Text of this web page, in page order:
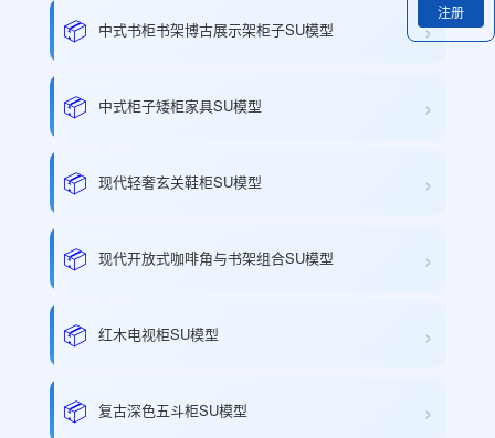
📦 中式书柜书架博古展示架柜子SU模型 ›
📦 中式柜子矮柜家具SU模型 ›
📦 现代轻奢玄关鞋柜SU模型 ›
📦 现代开放式咖啡角与书架组合SU模型 ›
📦 红木电视柜SU模型 ›
📦 复古深色五斗柜SU模型 ›
注册